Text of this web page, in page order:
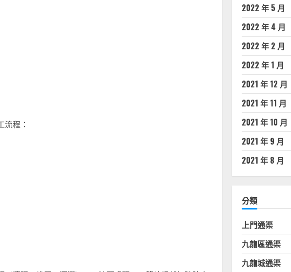
流程：
2022 年 5 月
2022 年 4 月
2022 年 2 月
2022 年 1 月
2021 年 12 月
2021 年 11 月
2021 年 10 月
2021 年 9 月
2021 年 8 月
分類
上門通渠
九龍區通渠
九龍城通渠